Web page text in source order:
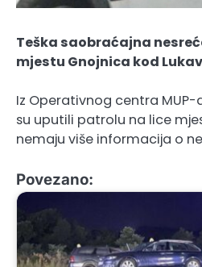
Teška saobraćajna
mjestu Gnojnica kod
Iz Operativnog centra MUP-
su uputili patrolu na lice
nemaju više informacija o
Povezano: